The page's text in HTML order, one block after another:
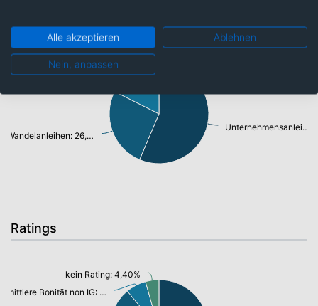
Unternehmensanleihen: 56,40%
Wandelanleihen: 26,00%
Bankschuldverschreibung: 17,60%
Ratings
mittlere Bonität non IG: 6,60%
kein Rating: 4,40%
Alle akzeptieren Ablehnen
Nein, anpassen